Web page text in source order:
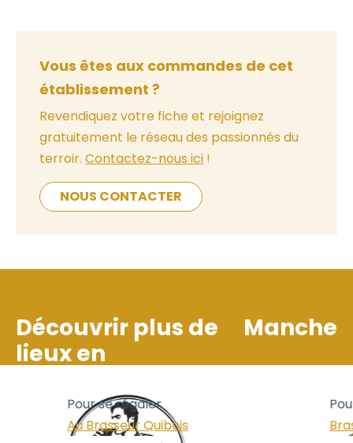
Vous êtes aux commandes de cet
établissement ?
Revendiquez votre fiche et rejoignez
gratuitement le réseau des passionnés du
terroir. Contactez-nous ici !
NOUS CONTACTER
Découvrir plus de
lieux en
Manche
Pour se régaler
Au Brasseur Quibois
Pour se
Brasserie